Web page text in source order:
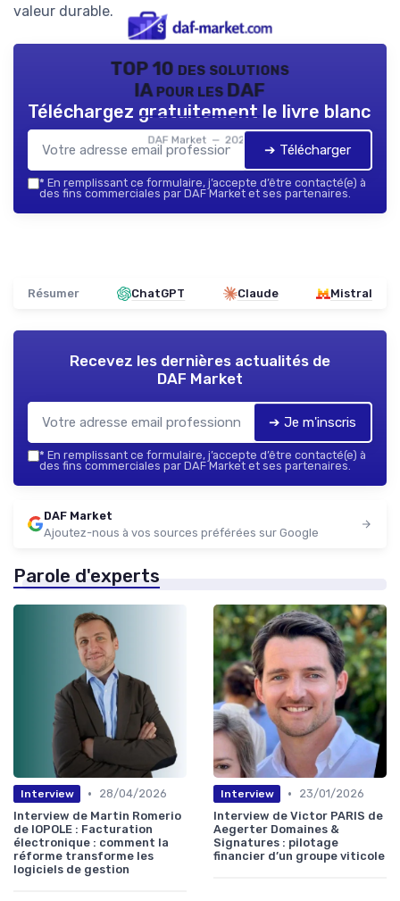
valeur durable.
TOP 10 des solutions
IA pour les DAF
DAF Market — 2026
Téléchargez gratuitement le livre blanc
➔ Télécharger
* En remplissant ce formulaire, j’accepte d’être contacté(e) à
des fins commerciales par DAF Market et ses partenaires.
Résumer ChatGPT Claude Mistral
Recevez les dernières actualités de
DAF Market
➔ Je m'inscris
* En remplissant ce formulaire, j’accepte d’être contacté(e) à
des fins commerciales par DAF Market et ses partenaires.
DAF Market
Ajoutez-nous à vos sources préférées sur Google
Parole d'experts
Interview •
28/04/2026
Interview de Martin Romerio
de IOPOLE : Facturation
électronique : comment la
réforme transforme les
logiciels de gestion
Interview •
23/01/2026
Interview de Victor PARIS de
Aegerter Domaines &
Signatures : pilotage
financier d’un groupe viticole